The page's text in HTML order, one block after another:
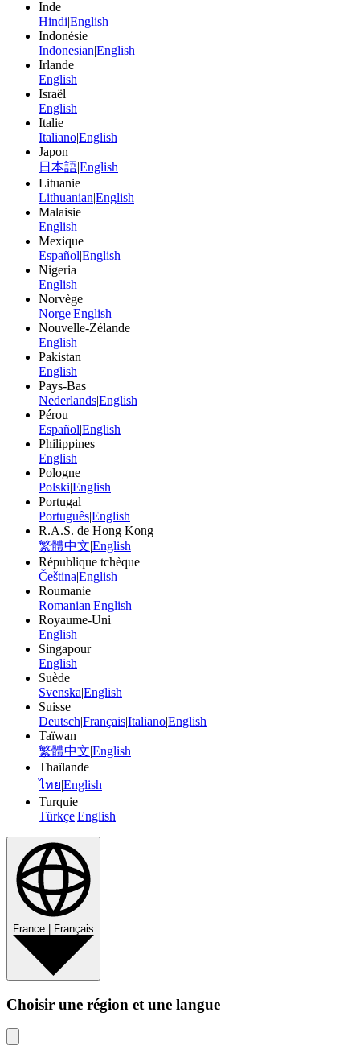
Inde
Hindi|English
Indonésie
Indonesian|English
Irlande
English
Israël
English
Italie
Italiano|English
Japon
日本語|English
Lituanie
Lithuanian|English
Malaisie
English
Mexique
Español|English
Nigeria
English
Norvège
Norge|English
Nouvelle-Zélande
English
Pakistan
English
Pays-Bas
Nederlands|English
Pérou
Español|English
Philippines
English
Pologne
Polski|English
Portugal
Português|English
R.A.S. de Hong Kong
繁體中文|English
République tchèque
Čeština|English
Roumanie
Romanian|English
Royaume-Uni
English
Singapour
English
Suède
Svenska|English
Suisse
Deutsch|Français|Italiano|English
Taïwan
繁體中文|English
Thaïlande
ไทย|English
Turquie
Türkçe|English
France | Français
Choisir une région et une langue